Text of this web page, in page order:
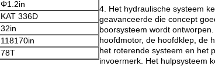
Φ1.2in
KAT 336D
32in
118170in
78T
4. Het hydraulische systeem
geavanceerde die concept
boorsysteem wordt
hoofdmotor, de hoofdklep, de
het roterende systeem en het
invoermerk. Het hulpsysteem